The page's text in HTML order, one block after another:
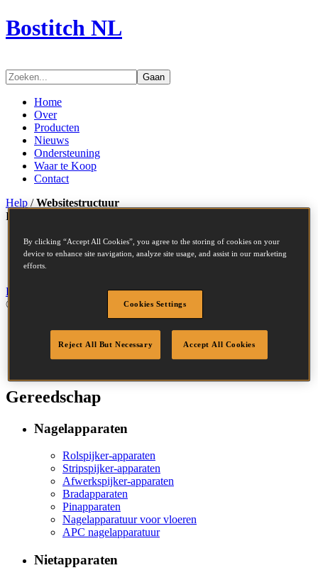
Bostitch NL
Gaan
Home
Over
Producten
Nieuws
Ondersteuning
Waar te Koop
Contact
Help /Websitestructuur
Bostitch
Toegankelijkheid
Websitestructuur
Juridisch
Privacybeleid
© 2026 Stanley Bostitch
Het bedrijf
Ontwerp & constructie
Gereedschap
Nagelapparaten
Rolspijker-apparaten
Stripspijker-apparaten
Afwerkspijker-apparaten
Bradapparaten
Pinapparaten
Nagelapparatuur voor vloeren
APC nagelapparatuur
Nietapparaten
By clicking “Accept All Cookies”, you agree to the storing of cookies on your
device to enhance site navigation, analyze site usage, and assist in our marketing
efforts.
Cookies Settings
Reject All But Necessary Accept All Cookies